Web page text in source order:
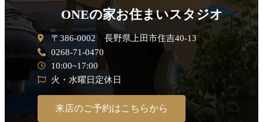
ONEの家お住まいスタジオ
〒386-0002 長野県上田市住吉40-13
0268-71-0470
10:00~17:00
火・水曜日定休日
来店のご予約はこちらから